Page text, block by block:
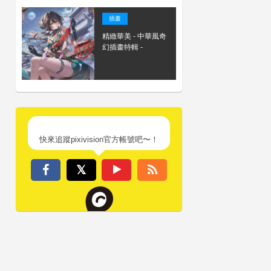
插畫
精緻華美 - 中華風奇
幻插畫特輯 -
快來追蹤pixivision官方帳號吧〜！